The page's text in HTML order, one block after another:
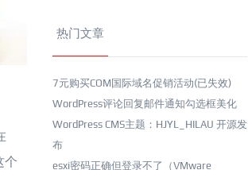
个
热门文章
7元购买COM国际域名促销活动(已失效)
WordPress评论回复邮件通知勾选框美化
WordPress CMS主题：HJYL_HILAU 开源发
布
esxi密码正确但登录不了（VMware